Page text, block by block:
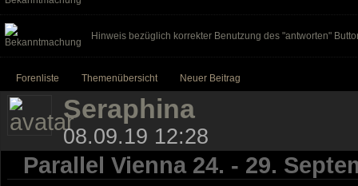
Hinweis bezüglich korrekter Benutzung des "antworten"
Forenliste Themenübersicht Neuer Beitrag
Seraphina
08.09.19 12:28
Parallel Vienna 24. - 29.